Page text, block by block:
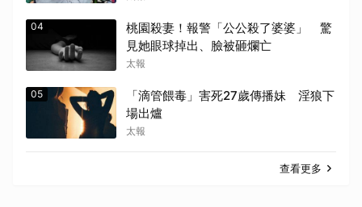
04
桃園殺妻！報警「公公殺了婆婆」 驚
見她眼球掉出、臉被砸爛亡
太報
05
「滴管餵毒」害死27歲傳播妹 淫狼下
場出爐
太報
查看更多